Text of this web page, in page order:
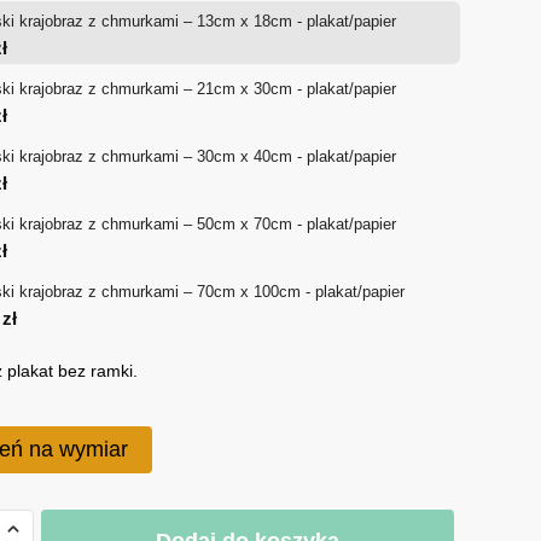
18 zł
krajobraz z chmurkami – 13cm x 18cm - plakat/papier
krajobraz z chmurkami – 21cm x 30cm - plakat/papier
krajobraz z chmurkami – 30cm x 40cm - plakat/papier
krajobraz z chmurkami – 50cm x 70cm - plakat/papier
krajobraz z chmurkami – 70cm x 100cm - plakat/papier
zł
plakat bez ramki.
na wymiar